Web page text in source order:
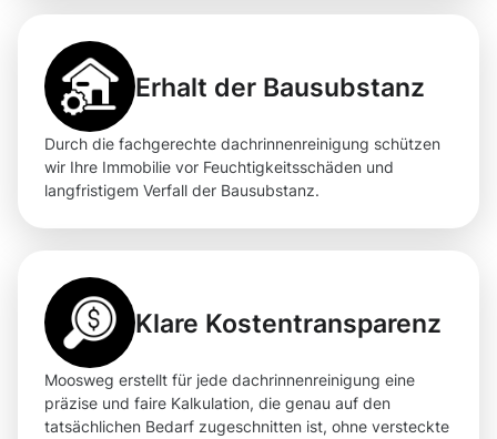
Erhalt der Bausubstanz
Durch die fachgerechte dachrinnenreinigung schützen
wir Ihre Immobilie vor Feuchtigkeitsschäden und
langfristigem Verfall der Bausubstanz.
Klare Kostentransparenz
Moosweg erstellt für jede dachrinnenreinigung eine
präzise und faire Kalkulation, die genau auf den
tatsächlichen Bedarf zugeschnitten ist, ohne versteckte